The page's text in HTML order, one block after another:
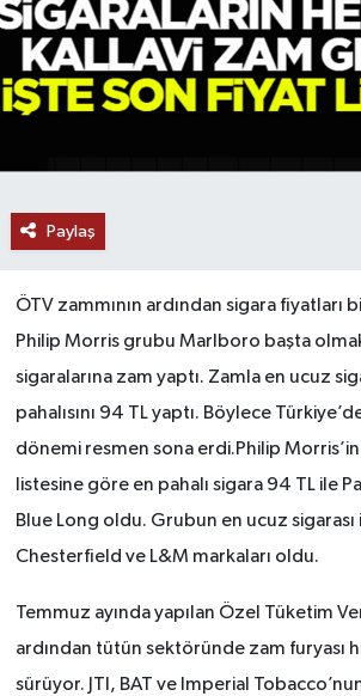
Paylaş
ÖTV zammının ardından sigara fiyatları
Philip Morris grubu Marlboro başta
sigaralarına zam yaptı. Zamla en ucuz
pahalısını 94 TL yaptı. Böylece
dönemi resmen sona erdi.Philip
listesine göre en pahalı sigara 94 TL ile
Blue Long oldu. Grubun en ucuz sigarası
Chesterfield ve L&M markaları oldu.
Temmuz ayında yapılan Özel Tüketim
ardından tütün sektöründe zam furyası
sürüyor. JTI, BAT ve Imperial